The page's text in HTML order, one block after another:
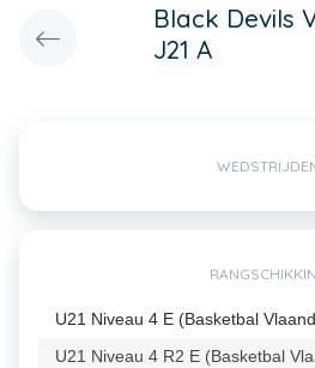
Black Devils
J21 A
U21 Niveau 4 E (Basketbal
U21 Niveau 4 R2 E (Basketbal